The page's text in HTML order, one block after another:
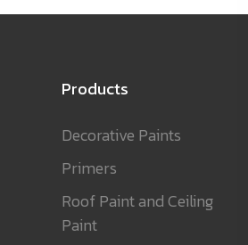
Products
Decorative Paints
Primers
Roof Paint and Ceiling
Paint